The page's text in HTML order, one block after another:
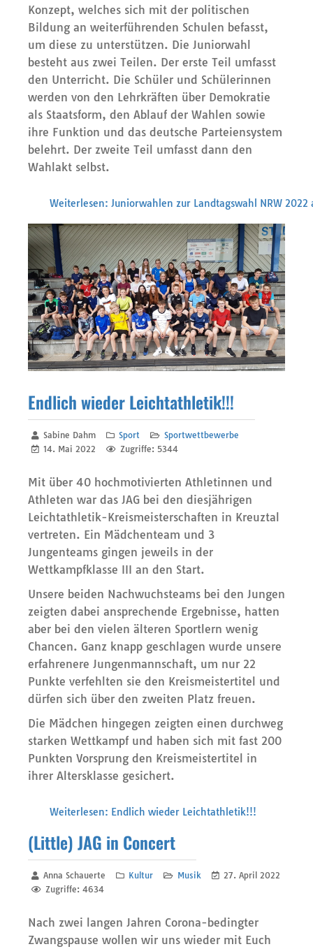
Konzept, welches sich mit der politischen
Bildung an weiterführenden Schulen befasst,
um diese zu unterstützen. Die Juniorwahl
besteht aus zwei Teilen. Der erste Teil umfasst
den Unterricht. Die Schüler und Schülerinnen
werden von den Lehrkräften über Demokratie
als Staatsform, den Ablauf der Wahlen sowie
ihre Funktion und das deutsche Parteiensystem
belehrt. Der zweite Teil umfasst dann den
Wahlakt selbst.
Weiterlesen: Juniorwahlen zur Landtagswahl NRW 2022
Endlich wieder Leichtathletik!!!
Sabine Dahm Sport
Sportwettbewerbe
14. Mai 2022
Zugriffe: 5344
Mit über 40 hochmotivierten Athletinnen und
Athleten war das JAG bei den diesjährigen
Leichtathletik-Kreismeisterschaften in Kreuztal
vertreten. Ein Mädchenteam und 3
Jungenteams gingen jeweils in der
Wettkampfklasse III an den Start.
Unsere beiden Nachwuchsteams bei den Jungen
zeigten dabei ansprechende Ergebnisse, hatten
aber bei den vielen älteren Sportlern wenig
Chancen. Ganz knapp geschlagen wurde unsere
erfahrenere Jungenmannschaft, um nur 22
Punkte verfehlten sie den Kreismeistertitel und
dürfen sich über den zweiten Platz freuen.
Die Mädchen hingegen zeigten einen durchweg
starken Wettkampf und haben sich mit fast 200
Punkten Vorsprung den Kreismeistertitel in
ihrer Altersklasse gesichert.
Weiterlesen: Endlich wieder Leichtathletik!!!
(Little) JAG in Concert
Anna Schauerte Kultur Musik
27. April 2022
Zugriffe: 4634
Nach zwei langen Jahren Corona-bedingter
Zwangspause wollen wir uns wieder mit Euch